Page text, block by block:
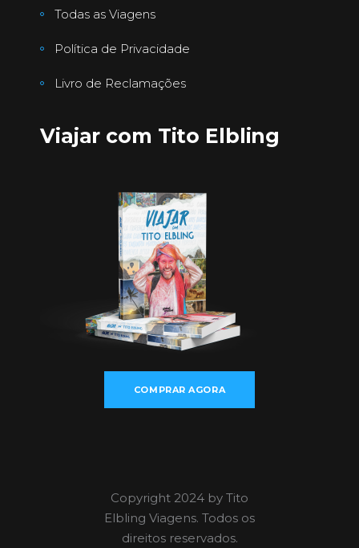
Todas as Viagens
Política de Privacidade
Livro de Reclamações
Viajar com Tito Elbling
COMPRAR AGORA
Copyright 2024 by Tito
Elbling Viagens. Todos os
direitos reservados.